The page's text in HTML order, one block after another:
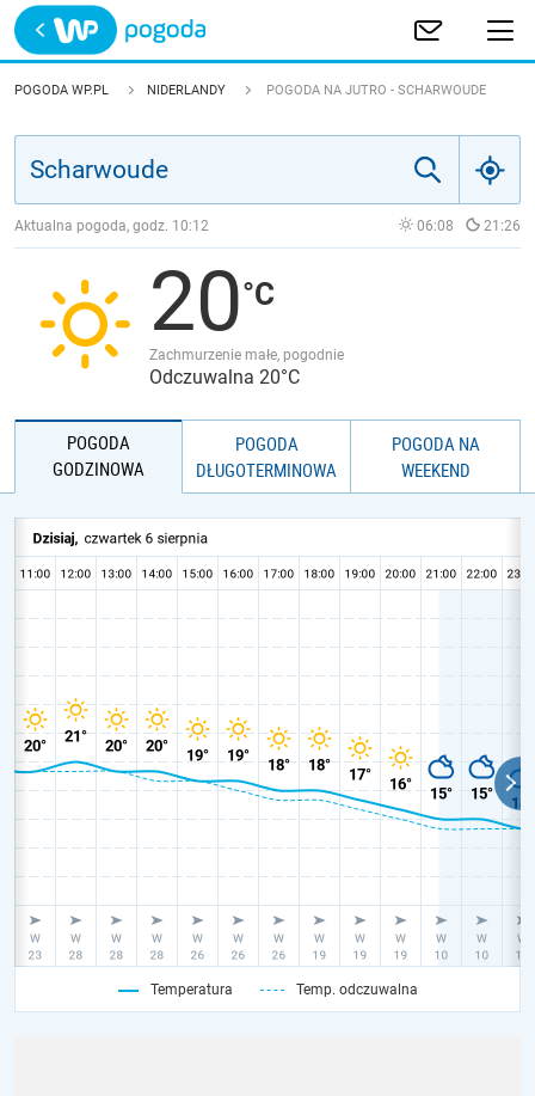
Trwa ładowanie
POLSKA
JAKOŚĆ POWIETRZA
POGODA WP.PL NIDERLANDY POGODA NA JUTRO - SCHARWOUDE
Aktualna pogoda, godz. 10:12 06:08 21:26
20
Zachmurzenie małe, pogodnie
Odczuwalna 20°C
POGODA
GODZINOWA
POGODA
DŁUGOTERMINOWA
POGODA NA
WEEKEND
Temperatura Temp. odczuwalna